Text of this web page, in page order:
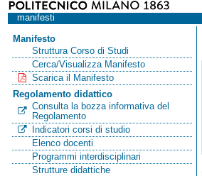
manifesti
Manifesto
Struttura Corso di Studi
Cerca/Visualizza Manifesto
Scarica il Manifesto
Regolamento didattico
Consulta la bozza informativa del
Regolamento
Indicatori corsi di studio
Elenco docenti
Programmi interdisciplinari
Strutture didattiche